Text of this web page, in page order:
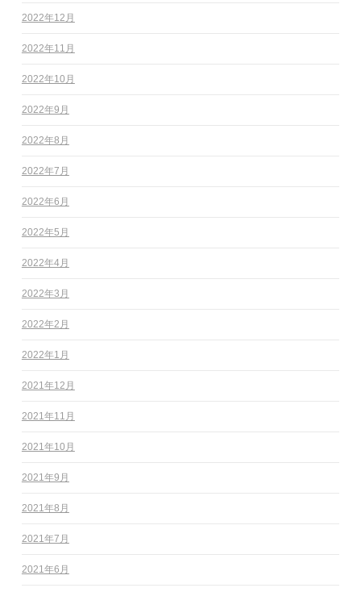
2022年12月
2022年11月
2022年10月
2022年9月
2022年8月
2022年7月
2022年6月
2022年5月
2022年4月
2022年3月
2022年2月
2022年1月
2021年12月
2021年11月
2021年10月
2021年9月
2021年8月
2021年7月
2021年6月